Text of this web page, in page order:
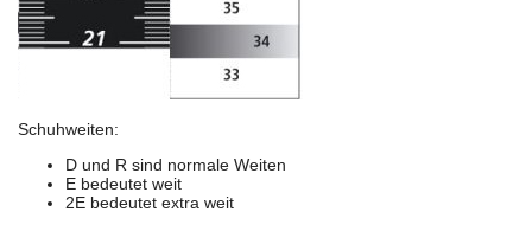
Schuhweiten:
D und R sind normale Weiten
E bedeutet weit
2E bedeutet extra weit